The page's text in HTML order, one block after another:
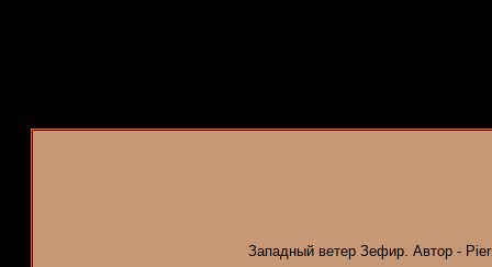
Западный ветер Зефир. Автор -